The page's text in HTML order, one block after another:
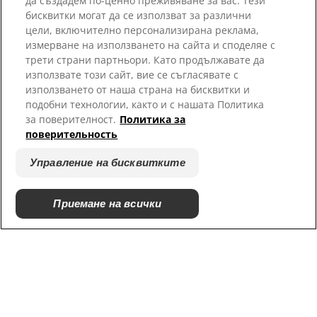
Свържете се с нас
карта на сайта
Кариери
Пратньорски приюти
бисквитки могат да се използват за различни
цели, включително персонализирана реклама,
измерване на използването на сайта и споделяе с
трети страни партньори. Като продължавате да
използвате този сайт, вие се съгласявате с
използването от наша страна на бисквитки и
подобни технологии, както и с нашата Политика
за поверителност. Политика за
поверительность
Управление на бисквитките
Приемане на всички